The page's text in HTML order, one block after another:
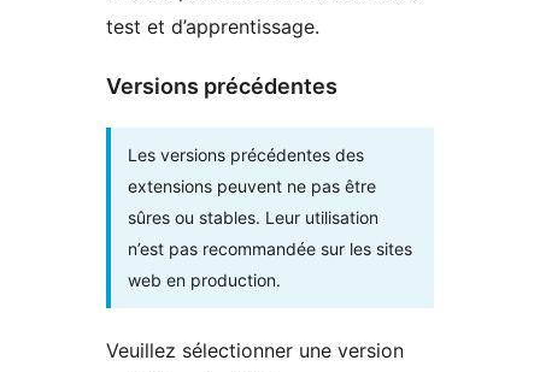
test et d’apprentissage.
Versions précédentes
Les versions précédentes des
extensions peuvent ne pas être
sûres ou stables. Leur utilisation
n’est pas recommandée sur les sites
web en production.
Veuillez sélectionner une version